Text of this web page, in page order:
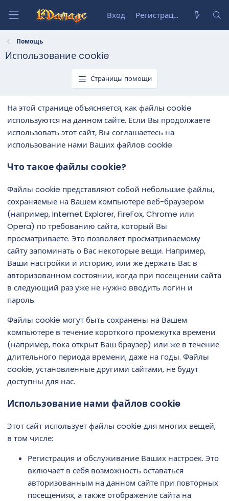
Вход Регистрация
Помощь
Использование cookie
Страницы помощи
На этой странице объясняется, как файлы cookie
используются на данном сайте. Если Вы продолжаете
использовать этот сайт, Вы соглашаетесь на
использование нами Ваших файлов cookie.
Что такое файлы cookie?
Файлы cookie представляют собой небольшие файлы,
сохраняемые на Вашем компьютере веб-браузером
(например, Internet Explorer, FireFox, Chrome или
Opera) по требованию сайта, который Вы
просматриваете. Это позволяет просматриваемому
сайту запоминать о Вас некоторые вещи. Например,
Ваши настройки и историю, или же держать Вас в
авторизованном состоянии, когда при посещении сайта
в следующий раз уже не нужно вводить логин и
пароль.
Файлы cookie могут быть сохранены на Вашем
компьютере в течение короткого промежутка времени
(например, пока открыт Ваш браузер) или же в течение
длительного периода времени, даже на годы. Файлы
cookie, установленные другими сайтами, не будут
доступны для нас.
Использование нами файлов cookie
Этот сайт использует файлы cookie для многих вещей,
в том числе:
Регистрация и обслуживание Ваших настроек. Это
включает в себя возможность оставаться
авторизованным на данном сайте при повторных
посещениях, а также отображение сайта на